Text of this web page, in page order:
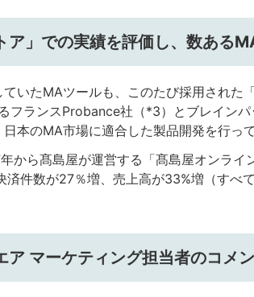
ア」での実績を評価し、数ある
いたMAツールも、このたび採用された
フランスProbance社（*3）とブレイン
本のMA市場に適合した製品開発を行っ
から髙島屋が運営する「髙島屋オンライ
件数が27％増、売上高が33%増（すべ
マーケティング担当者のコメ